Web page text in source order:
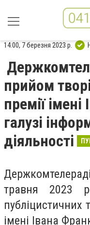
14:00, 7 березня 2023 р.
прийом
премії
галузі
діяльності
травня 2023
публіцистичних
імені Івана